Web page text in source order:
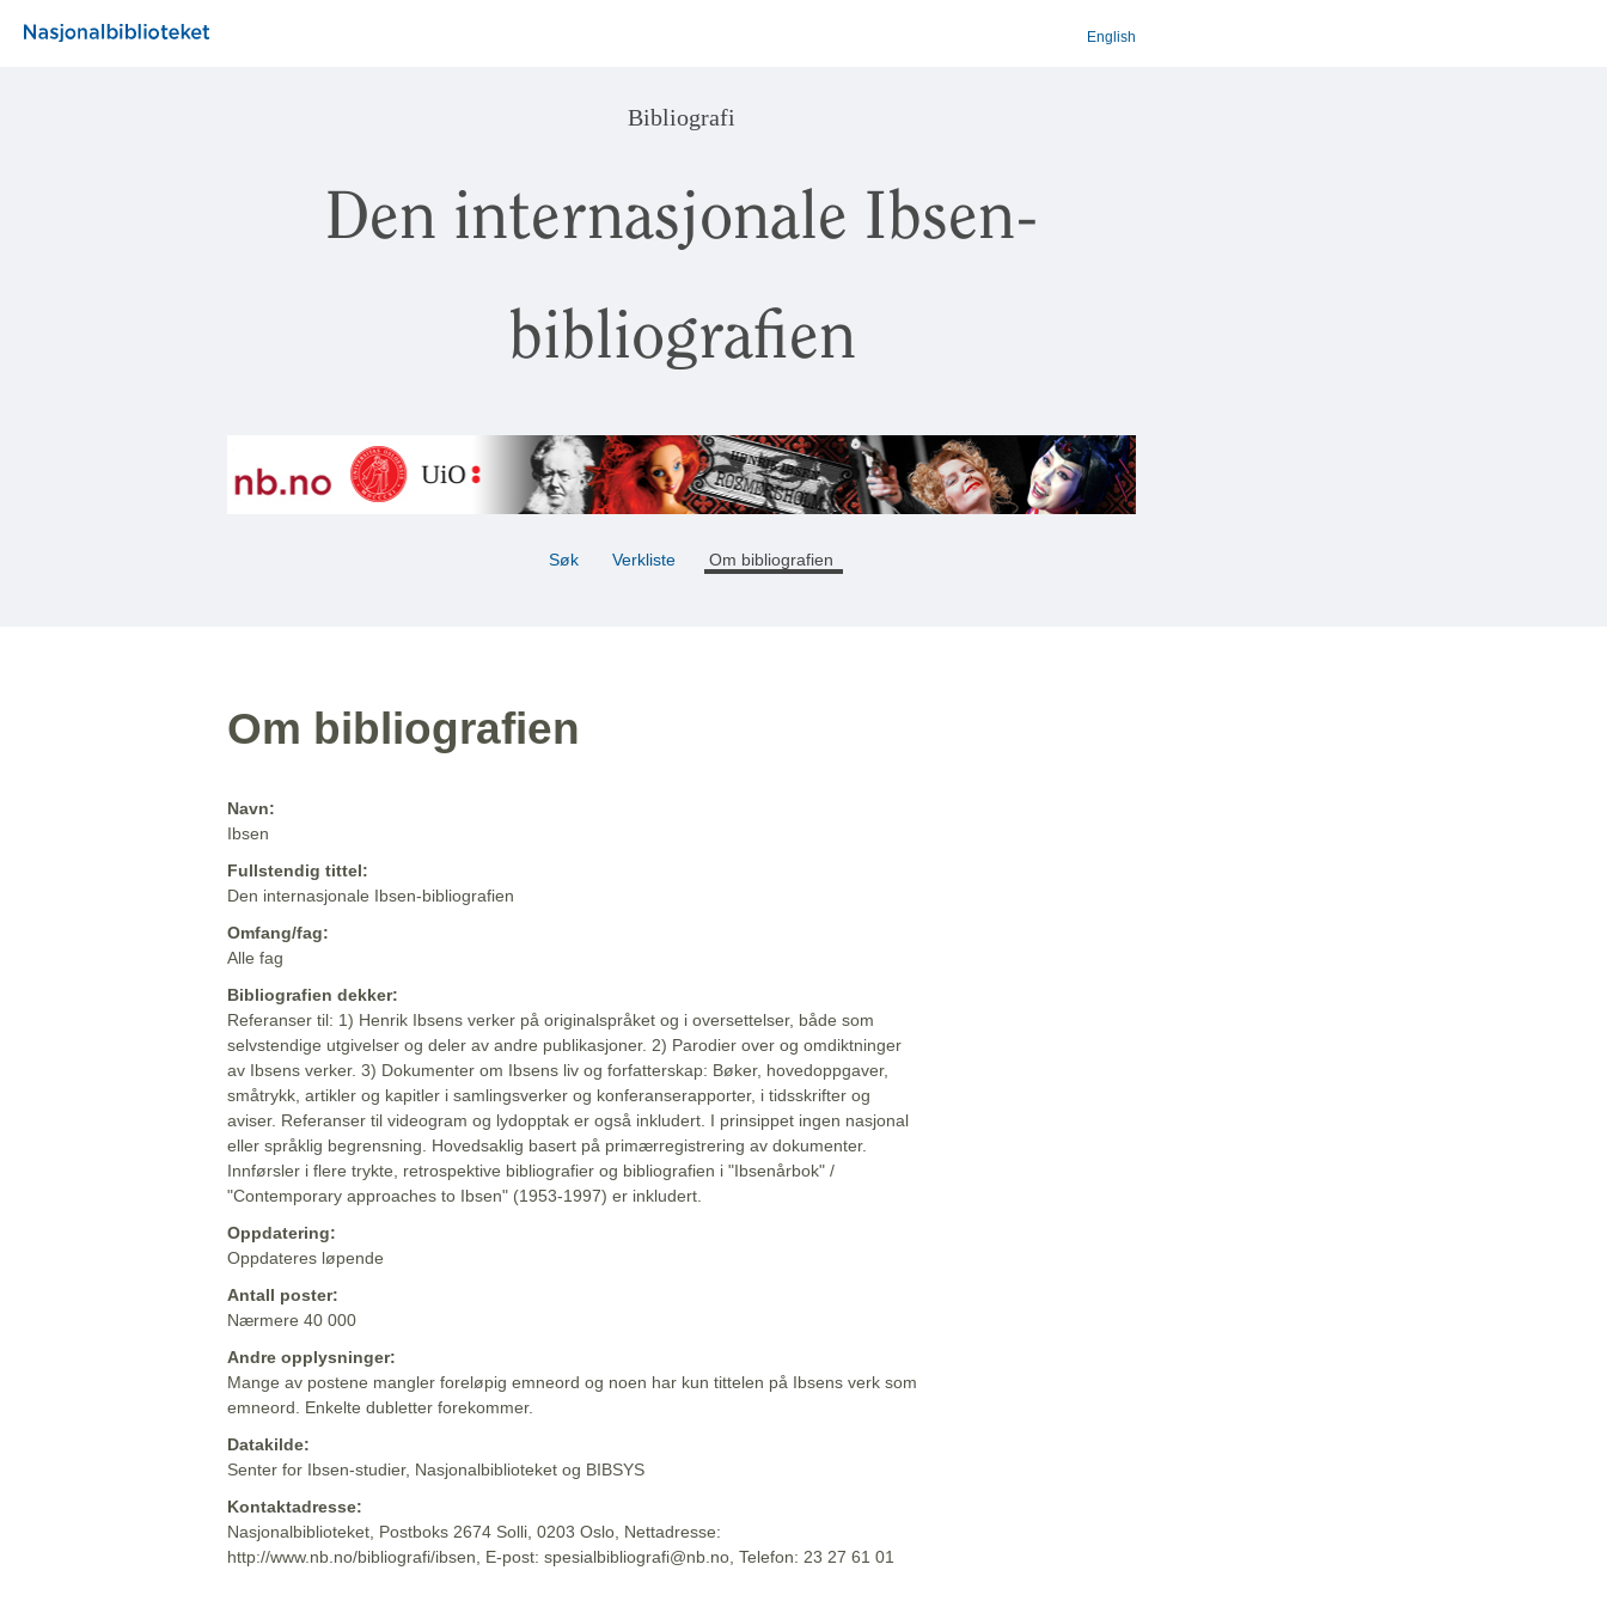
English
Bibliografi
Den internasjonale Ibsen-
bibliografien
Søk Verkliste Om bibliografien
Om bibliografien
Navn:
Ibsen
Fullstendig tittel:
Den internasjonale Ibsen-bibliografien
Omfang/fag:
Alle fag
Bibliografien dekker:
Referanser til: 1) Henrik Ibsens verker på originalspråket og i oversettelser, både som
selvstendige utgivelser og deler av andre publikasjoner. 2) Parodier over og omdiktninger
av Ibsens verker. 3) Dokumenter om Ibsens liv og forfatterskap: Bøker, hovedoppgaver,
småtrykk, artikler og kapitler i samlingsverker og konferanserapporter, i tidsskrifter og
aviser. Referanser til videogram og lydopptak er også inkludert. I prinsippet ingen nasjonal
eller språklig begrensning. Hovedsaklig basert på primærregistrering av dokumenter.
Innførsler i flere trykte, retrospektive bibliografier og bibliografien i "Ibsenårbok" /
"Contemporary approaches to Ibsen" (1953-1997) er inkludert.
Oppdatering:
Oppdateres løpende
Antall poster:
Nærmere 40 000
Andre opplysninger:
Mange av postene mangler foreløpig emneord og noen har kun tittelen på Ibsens verk som
emneord. Enkelte dubletter forekommer.
Datakilde:
Senter for Ibsen-studier, Nasjonalbiblioteket og BIBSYS
Kontaktadresse:
Nasjonalbiblioteket, Postboks 2674 Solli, 0203 Oslo, Nettadresse:
http://www.nb.no/bibliografi/ibsen, E-post: spesialbibliografi@nb.no, Telefon: 23 27 61 01